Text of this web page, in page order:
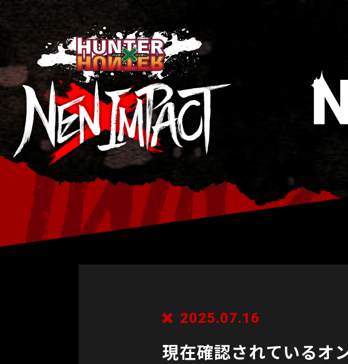
2025.07.16
現在確認されているオ